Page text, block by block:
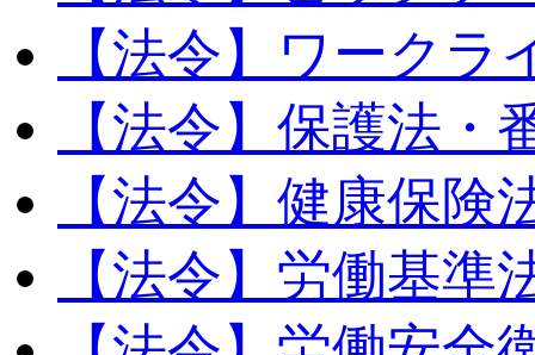
【法令】ワークラ
【法令】保護法・
【法令】健康保険
【法令】労働基準